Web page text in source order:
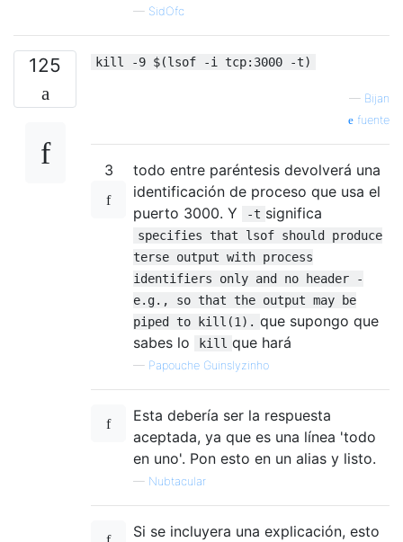
— SidOfc
125 kill -9 $(lsof -i tcp:3000 -t)
— Bijan
fuente
3
todo entre paréntesis devolverá una
identificación de proceso que usa el
puerto 3000. Y
-t significa
specifies that lsof should produce
terse output with process
identifiers only and no header -
e.g., so that the output may be
piped to kill(1). que supongo que
sabes lo
kill que hará
— Papouche Guinslyzinho
Esta debería ser la respuesta
aceptada, ya que es una línea 'todo
en uno'. Pon esto en un alias y listo.
— Nubtacular
Si se incluyera una explicación, esto